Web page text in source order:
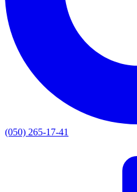
(050) 265-17-41